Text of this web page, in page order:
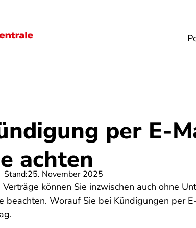
Geld & Versicherungen
per E-
achten
Stand:25. November 2025
Verträge können Sie inzwischen auch ohne
beachten. Worauf Sie bei Kündigungen per